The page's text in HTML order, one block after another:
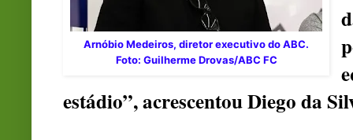
Arnóbio Medeiros, diretor executivo do ABC.
Foto: Guilherme Drovas/ABC FC
estádio”, acrescentou Diego da